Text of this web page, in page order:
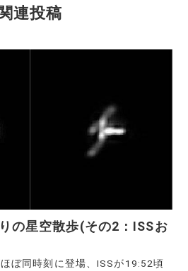
関連投稿
の星空散歩(その2：ISSお
ぼ同時刻に登場、ISSが19:52頃